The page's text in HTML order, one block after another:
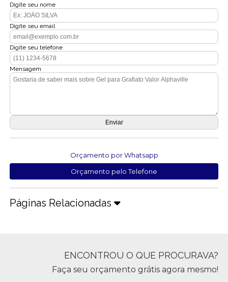
Digite seu nome
Digite seu email
Digite seu telefone
Mensagem
Orçamento por Whatsapp
Orçamento pelo Telefone
Páginas Relacionadas
ENCONTROU O QUE PROCURAVA?
Faça seu orçamento grátis agora mesmo!